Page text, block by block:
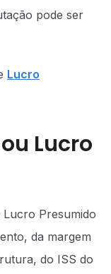
pode ser
Lucro
Lucro
Presumido
da margem
do ISS do